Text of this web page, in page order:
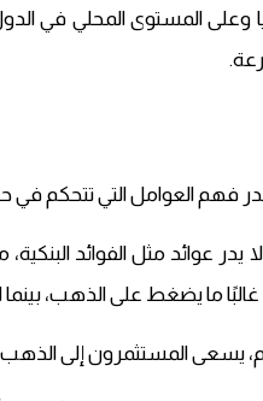
المستوى المحلي في
يدر عوائد مثل الفوائد
غالبًا ما يضغط على الذهب،
يسعى المستثمرون إلى الذهب